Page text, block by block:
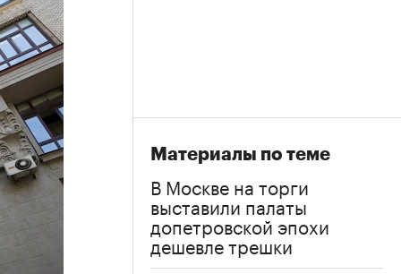
Материалы по теме
В Москве на торги
выставили палаты
допетровской эпохи
дешевле трешки